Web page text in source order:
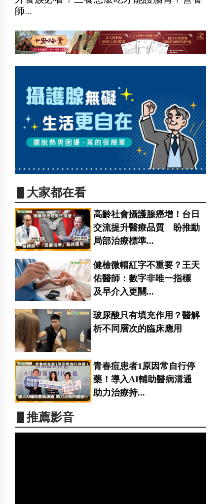
師...
▋大家都在看
高齡社會攝護腺癌增！台日
交流提升醫療品質 盼推動
局部治療標準...
健檢微幅紅字不重要？王天
佑醫師：數字非唯一指標
及早介入更關...
玻尿酸只有填充作用？醫解
析不同層次的臨床應用
青春痘患者1原因常自行停
藥！導入AI輔助醫病溝通
助力治療持...
▋推薦影音